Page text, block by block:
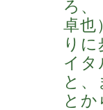
ろ、
卓也
り
イタ
と
と